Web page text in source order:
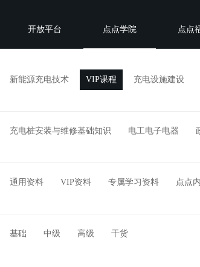
开放平台 点点学院 点点
新能源充电技术 VIP课程 充电设施建设
充电桩安装与维修基础知识 电工电子电器
通用资料 VIP资料 专属学习资料 点点
基础 中级 高级 干货